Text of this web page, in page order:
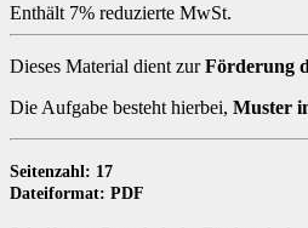
Enthält 7% reduzierte MwSt.
Dieses Material dient zurFörderung
Die Aufgabe besteht hierbei, Muster
Seitenzahl: 17
Dateiformat: PDF